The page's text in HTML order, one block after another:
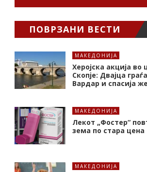
ПОВРЗАНИ ВЕСТИ
МАКЕДОНИЈА
Херојска акција во
Скопје: Двајца
Вардар и спасија
МАКЕДОНИЈА
Лекот „Фостер“
зема по стара цена
МАКЕДОНИЈА